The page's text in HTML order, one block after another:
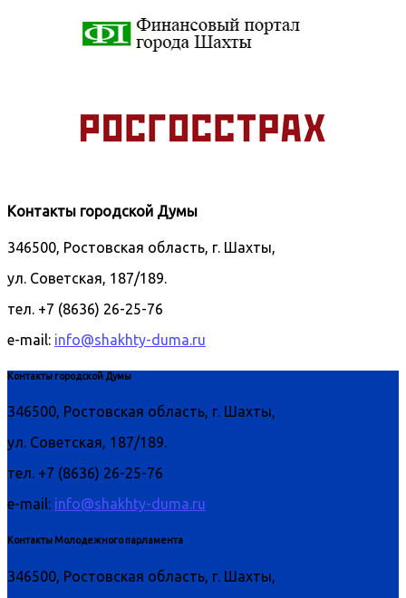
Контакты городской Думы
346500, Ростовская область, г. Шахты,
ул. Советская, 187/189.
тел. +7 (8636) 26-25-76
e-mail: info@shakhty-duma.ru
Контакты городской Думы
346500, Ростовская область, г. Шахты,
ул. Советская, 187/189.
тел. +7 (8636) 26-25-76
e-mail: info@shakhty-duma.ru
Контакты Молодежного парламента
346500, Ростовская область, г. Шахты,